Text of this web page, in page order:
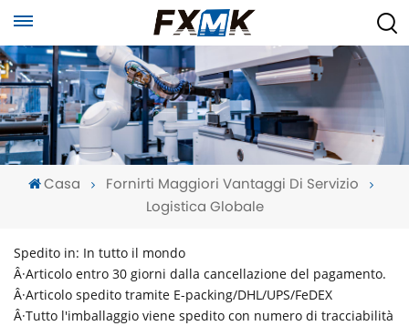
Casa
Fornirti Maggiori Vantaggi Di Servizio
Logistica Globale
Spedito in: In tutto il mondo
Â·Articolo entro 30 giorni dalla cancellazione del pagamento.
Â·Articolo spedito tramite E-packing/DHL/UPS/FeDEX
Â·Tutto l'imballaggio viene spedito con numero di tracciabilità